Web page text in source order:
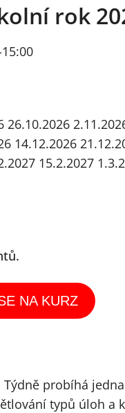
rok
26.10.2026
14.12.2026
15.2.2027
NA KURZ
Týdně probíhá
typů úloh a